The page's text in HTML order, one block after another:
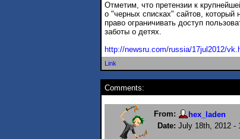
Отметим, что претензии к
о "черных списках" сайтов,
право ограничивать доступ
заботы о детях.
http://newsru.com/russia/17jul2012/
Link
Comments:
From:
hex_laden
Date: July 18th, 2012 -